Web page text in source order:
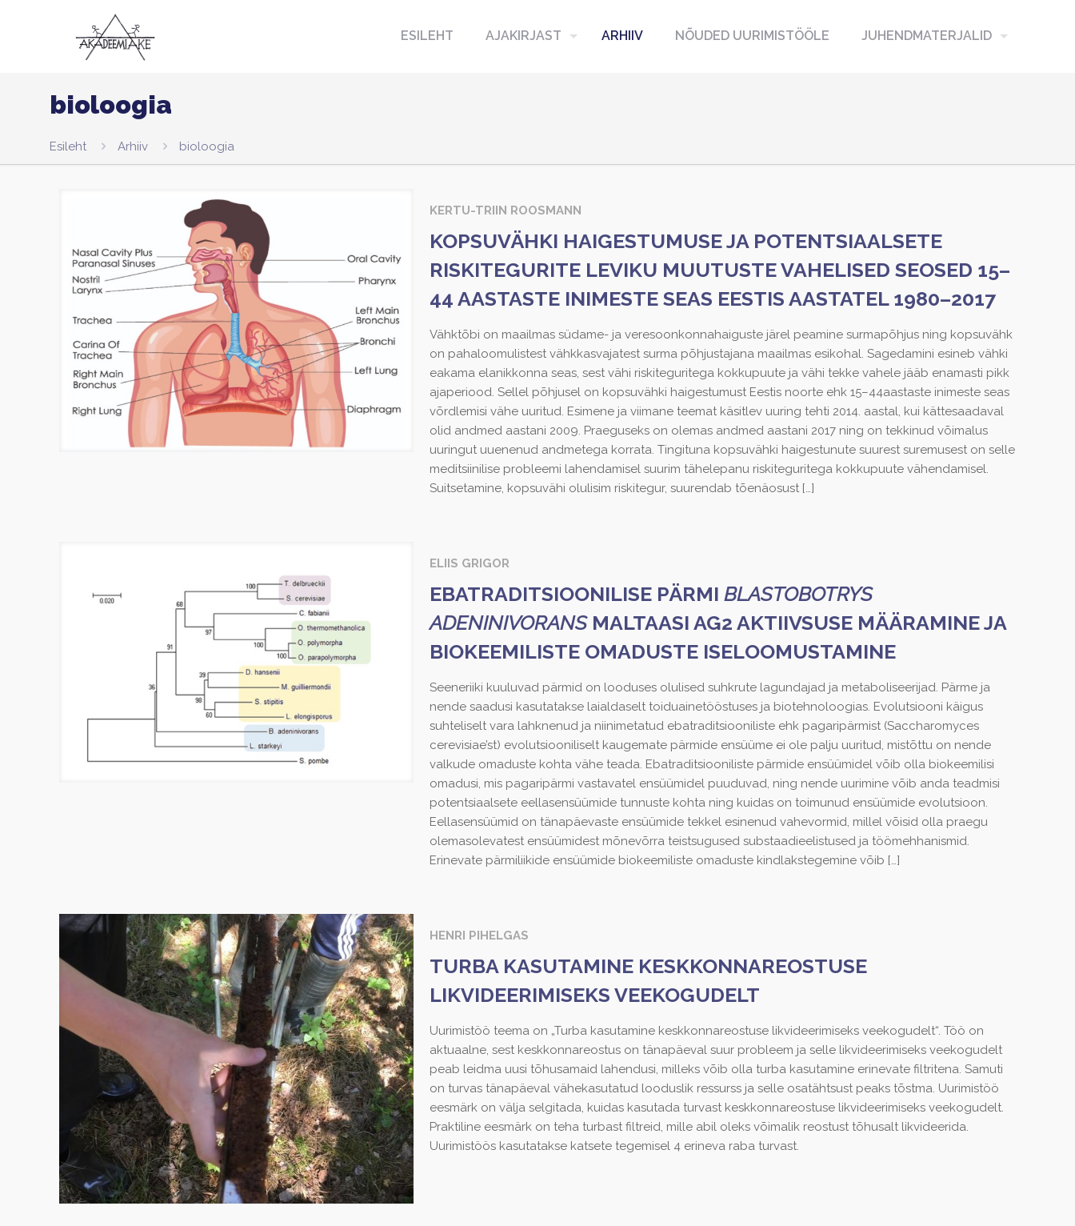
ESILEHT AJAKIRJAST ARHIIV NÕUDED UURIMISTÖÖLE JUHENDMATERJALID
bioloogia
Esileht Arhiiv bioloogia
KERTU-TRIIN ROOSMANN
KOPSUVÄHKI HAIGESTUMUSE JA POTENTSIAALSETE
RISKITEGURITE LEVIKU MUUTUSTE VAHELISED SEOSED 15–
44 AASTASTE INIMESTE SEAS EESTIS AASTATEL 1980–2017
Vähktõbi on maailmas südame- ja veresoonkonnahaiguste järel peamine surmapõhjus ning kopsuvähk
on pahaloomulistest vähkkasvajatest surma põhjustajana maailmas esikohal. Sagedamini esineb vähki
eakama elanikkonna seas, sest vähi riskiteguritega kokkupuute ja vähi tekke vahele jääb enamasti pikk
ajaperiood. Sellel põhjusel on kopsuvähki haigestumust Eestis noorte ehk 15–44aastaste inimeste seas
võrdlemisi vähe uuritud. Esimene ja viimane teemat käsitlev uuring tehti 2014. aastal, kui kättesaadaval
olid andmed aastani 2009. Praeguseks on olemas andmed aastani 2017 ning on tekkinud võimalus
uuringut uuenenud andmetega korrata. Tingituna kopsuvähki haigestunute suurest suremusest on selle
meditsiinilise probleemi lahendamisel suurim tähelepanu riskiteguritega kokkupuute vähendamisel.
Suitsetamine, kopsuvähi olulisim riskitegur, suurendab tõenäosust[…]
ELIIS GRIGOR
EBATRADITSIOONILISE PÄRMI BLASTOBOTRYS
ADENINIVORANSMALTAASI AG2 AKTIIVSUSE MÄÄRAMINE JA
BIOKEEMILISTE OMADUSTE ISELOOMUSTAMINE
Seeneriiki kuuluvad pärmid on looduses olulised suhkrute lagundajad ja metaboliseerijad. Pärme ja
nende saadusi kasutatakse laialdaselt toiduainetööstuses ja biotehnoloogias. Evolutsiooni käigus
suhteliselt vara lahknenud ja niinimetatud ebatraditsiooniliste ehk pagaripärmist (Saccharomyces
cerevisiae’st) evolutsiooniliselt kaugemate pärmide ensüüme ei ole palju uuritud, mistõttu on nende
valkude omaduste kohta vähe teada. Ebatraditsiooniliste pärmide ensüümidel võib olla biokeemilisi
omadusi, mis pagaripärmi vastavatel ensüümidel puuduvad, ning nende uurimine võib anda teadmisi
potentsiaalsete eellasensüümide tunnuste kohta ning kuidas on toimunud ensüümide evolutsioon.
Eellasensüümid on tänapäevaste ensüümide tekkel esinenud vahevormid, millel võisid olla praegu
olemasolevatest ensüümidest mõnevõrra teistsugused substaadieelistused ja töömehhanismid.
Erinevate pärmiliikide ensüümide biokeemiliste omaduste kindlakstegemine võib […]
HENRI PIHELGAS
TURBA KASUTAMINE KESKKONNAREOSTUSE
LIKVIDEERIMISEKS VEEKOGUDELT
Uurimistöö teema on „Turba kasutamine keskkonnareostuse likvideerimiseks veekogudelt“. Töö on
aktuaalne, sest keskkonnareostus on tänapäeval suur probleem ja selle likvideerimiseks veekogudelt
peab leidma uusi tõhusamaid lahendusi, milleks võib olla turba kasutamine erinevate filtritena. Samuti
on turvas tänapäeval vähekasutatud looduslik ressurss ja selle osatähtsust peaks tõstma. Uurimistöö
eesmärk on välja selgitada, kuidas kasutada turvast keskkonnareostuse likvideerimiseks veekogudelt.
Praktiline eesmärk on teha turbast filtreid, mille abil oleks võimalik reostust tõhusalt likvideerida.
Uurimistöös kasutatakse katsete tegemisel 4 erineva raba turvast.